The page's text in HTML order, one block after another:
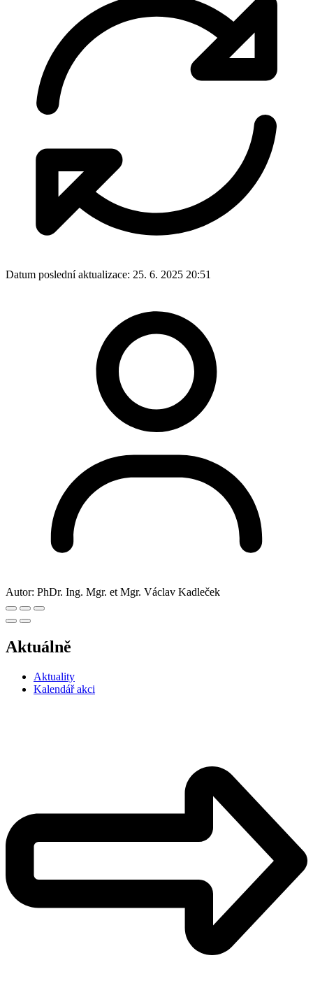
Datum poslední aktualizace: 25. 6. 2025 20:51
Autor: PhDr. Ing. Mgr. et Mgr. Václav Kadleček
Aktuálně
Aktuality
Kalendář akci